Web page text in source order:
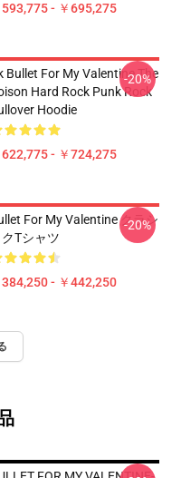
593,775 - ￥695,275
Bullet For My Valentine The
Hard Rock Punk Rock
Hoodie
622,775 - ￥724,275
-20%
For My Valentine クラシ
クTシャツ
384,250 - ￥442,250
-20%